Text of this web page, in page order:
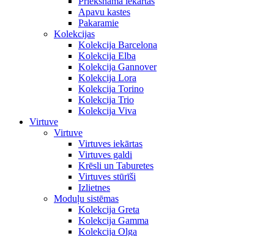
Apavu kastes
Pakaramie
Kolekcijas
Kolekcija Barcelona
Kolekcija Elba
Kolekcija Gannover
Kolekcija Lora
Kolekcija Torino
Kolekcija Trio
Kolekcija Viva
Virtuve
Virtuve
Virtuves iekārtas
Virtuves galdi
Krēsli un Taburetes
Virtuves stūrīši
Izlietnes
Moduļu sistēmas
Kolekcija Greta
Kolekcija Gamma
Kolekcija Olga